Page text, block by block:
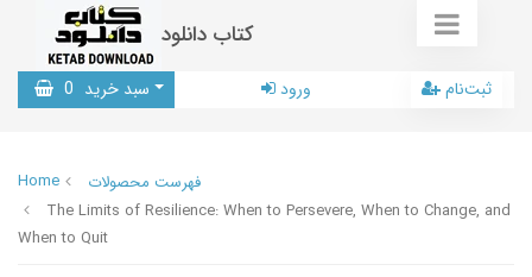
کتاب دانلود
سبد خرید 0 ورود ثبت‌نام
Home
فهرست محصولات
The Limits of Resilience: When to Persevere, When to Change, and
When to Quit